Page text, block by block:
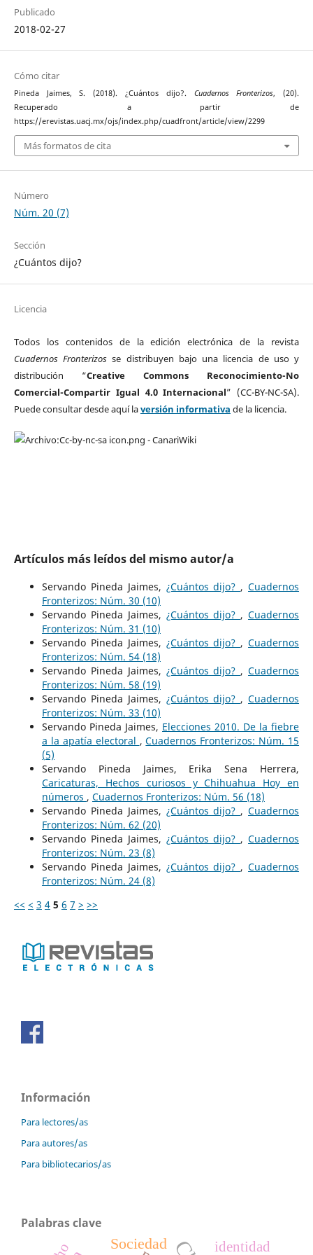
Publicado
2018-02-27
Cómo citar
Pineda Jaimes, S. (2018). ¿Cuántos dijo?. Cuadernos Fronterizos, (20).
Recuperado a partir de
https://erevistas.uacj.mx/ojs/index.php/cuadfront/article/view/2299
Más formatos de cita
Número
Núm. 20 (7)
Sección
¿Cuántos dijo?
Licencia
Todos los contenidos de la edición electrónica de la revista
Cuadernos Fronterizos se distribuyen bajo una licencia de uso y
distribución “Creative Commons Reconocimiento-No
Comercial-Compartir Igual 4.0 Internacional” (CC-BY-NC-SA).
Puede consultar desde aquí laversión informativa de la licencia.
Artículos más leídos del mismo autor/a
Servando Pineda Jaimes, ¿Cuántos dijo? ,Cuadernos
Fronterizos: Núm. 30 (10)
Servando Pineda Jaimes, ¿Cuántos dijo? ,Cuadernos
Fronterizos: Núm. 31 (10)
Servando Pineda Jaimes, ¿Cuántos dijo? ,Cuadernos
Fronterizos: Núm. 54 (18)
Servando Pineda Jaimes, ¿Cuántos dijo? ,Cuadernos
Fronterizos: Núm. 58 (19)
Servando Pineda Jaimes, ¿Cuántos dijo? ,Cuadernos
Fronterizos: Núm. 33 (10)
Servando Pineda Jaimes, Elecciones 2010. De la fiebre
a la apatía electoral ,Cuadernos Fronterizos: Núm. 15
(5)
Servando Pineda Jaimes, Erika Sena Herrera,
Caricaturas, Hechos curiosos y Chihuahua Hoy en
números , Cuadernos Fronterizos: Núm. 56 (18)
Servando Pineda Jaimes, ¿Cuántos dijo? ,Cuadernos
Fronterizos: Núm. 62 (20)
Servando Pineda Jaimes, ¿Cuántos dijo? ,Cuadernos
Fronterizos: Núm. 23 (8)
Servando Pineda Jaimes, ¿Cuántos dijo? ,Cuadernos
Fronterizos: Núm. 24 (8)
<< < 3 4 5 6 7 > >>
Información
Para lectores/as
Para autores/as
Para bibliotecarios/as
Palabras clave
Sociedad identidad